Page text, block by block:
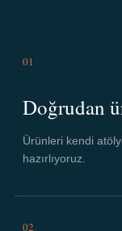
01
Doğrudan
Ürünleri kendi
hazırlıyoruz.
02